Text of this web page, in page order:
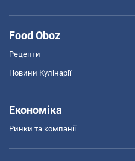
Food Oboz
Рецепти
Новини Кулінарії
Економіка
Ринки та компанії